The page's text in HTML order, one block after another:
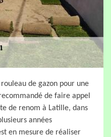
de gazon pour une
de faire appel
de renom à Latille, dans
années
en mesure de réaliser